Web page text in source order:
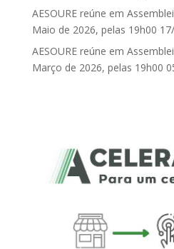
AESOURE reúne em
Maio de 2026, pelas 19h00
AESOURE reúne em
Março de 2026, pelas 19h00